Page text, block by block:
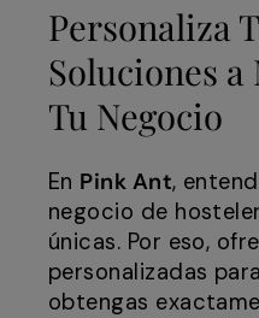
Personaliza
Soluciones
Tu Negocio
En Pink Ant,
negocio de
únicas. Por eso,
personalizadas
obtengas